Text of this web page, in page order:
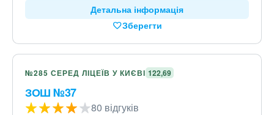
Детальна інформація
Зберегти
№285 СЕРЕД ЛІЦЕЇВ У КИЄВІ 122,69
ЗОШ №37
80 відгуків